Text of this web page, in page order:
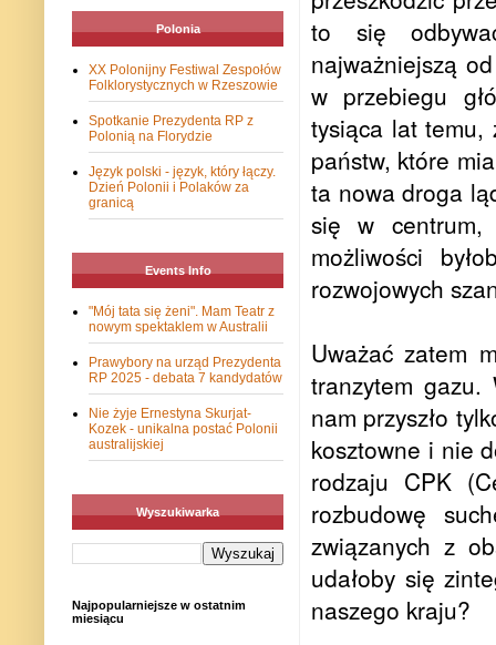
to się
najważniejszą
w przebiegu
tysiąca lat temu,
państw, które
ta nowa droga
się w
możliwości
rozwojowych
Uważać zatem
tranzytem gazu.
nam przyszło
kosztowne i nie
rodzaju CPK
rozbudowę
związanych z
udałoby się
naszego kraju?
Polonia
XX Polonijny Festiwal Zespołów
Folklorystycznych w Rzeszowie
Spotkanie Prezydenta RP z
Polonią na Florydzie
Język polski - język, który łączy.
Dzień Polonii i Polaków za
granicą
Events Info
"Mój tata się żeni". Mam Teatr z
nowym spektaklem w Australii
Prawybory na urząd Prezydenta
RP 2025 - debata 7 kandydatów
Nie żyje Ernestyna Skurjat-
Kozek - unikalna postać Polonii
australijskiej
Wyszukiwarka
Najpopularniejsze w ostatnim
miesiącu